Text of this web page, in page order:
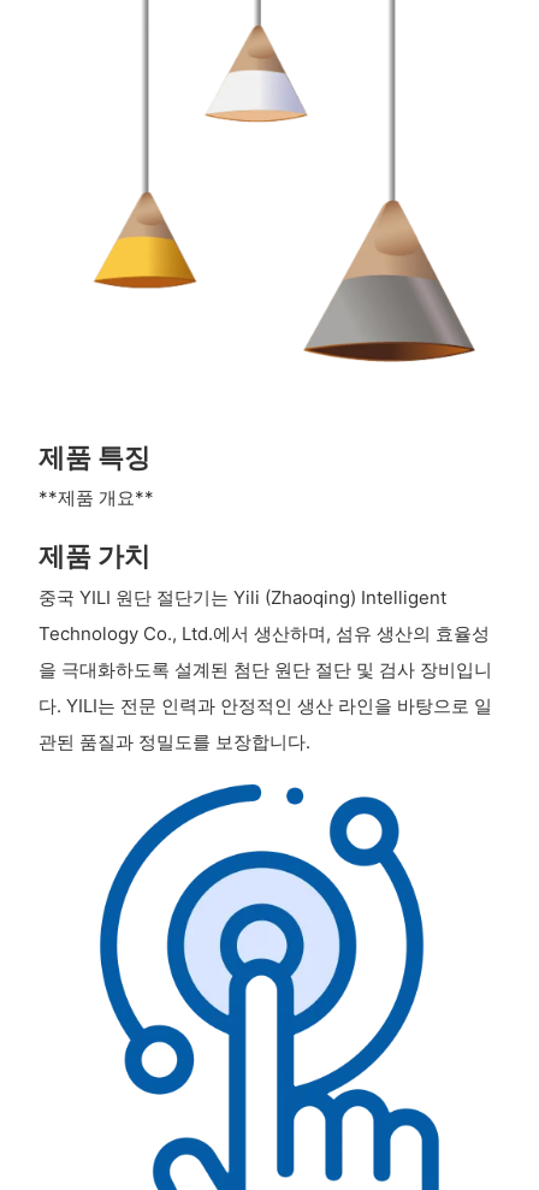
제품 특징
**제품 개요**
제품 가치
중국 YILI 원단 절단기는 Yili (Zhaoqing) Intelligent
Technology Co., Ltd.에서 생산하며, 섬유 생산의 효율성
을 극대화하도록 설계된 첨단 원단 절단 및 검사 장비입니
다. YILI는 전문 인력과 안정적인 생산 라인을 바탕으로 일
관된 품질과 정밀도를 보장합니다.